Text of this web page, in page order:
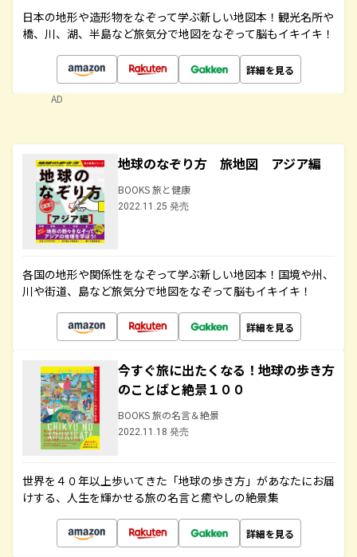
日本の地形や造形物をなぞって学ぶ新しい地図本！観光名所や
橋、川、湖、半島など旅気分で地図をなぞって脳もイキイキ！
詳細を見る
AD
地球のなぞり方 旅地図 アジア編
BOOKS 旅と健康
2022.11.25 発売
各国の地形や関係性をなぞって学ぶ新しい地図本！国境や州、
川や街道、島など旅気分で地図をなぞって脳もイキイキ！
詳細を見る
今すぐ旅に出たくなる！地球の歩き方
のことばと絶景１００
BOOKS 旅の名言＆絶景
2022.11.18 発売
世界を４０年以上歩いてきた「地球の歩き方」があなたにお届
けする、人生を輝かせる旅の名言と癒やしの絶景集
詳細を見る